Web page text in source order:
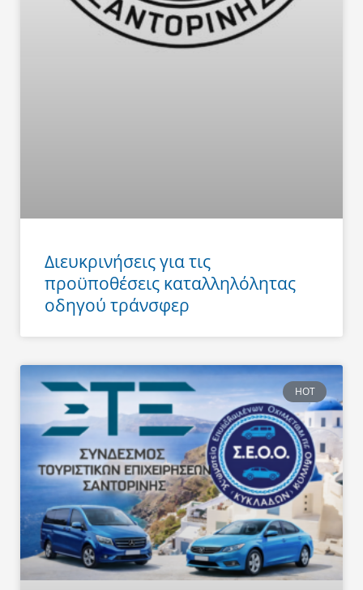
Διευκρινήσεις για τις
προϋποθέσεις καταλληλόλητας
οδηγού τράνσφερ
HOT